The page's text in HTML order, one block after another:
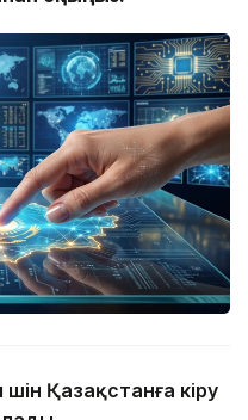
Қазақстанға кіру